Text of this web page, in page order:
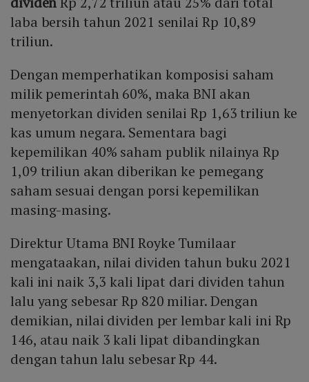
laba bersih tahun 2021 senilai Rp 10,89
triliun.
Dengan memperhatikan komposisi saham
milik pemerintah 60%, maka BNI akan
menyetorkan dividen senilai Rp 1,63 triliun ke
kas umum negara. Sementara bagi
kepemilikan 40% saham publik nilainya Rp
1,09 triliun akan diberikan ke pemegang
saham sesuai dengan porsi kepemilikan
masing-masing.
Direktur Utama BNI Royke Tumilaar
mengataakan, nilai dividen tahun buku 2021
kali ini naik 3,3 kali lipat dari dividen tahun
lalu yang sebesar Rp 820 miliar. Dengan
demikian, nilai dividen per lembar kali ini Rp
146, atau naik 3 kali lipat dibandingkan
dengan tahun lalu sebesar Rp 44.